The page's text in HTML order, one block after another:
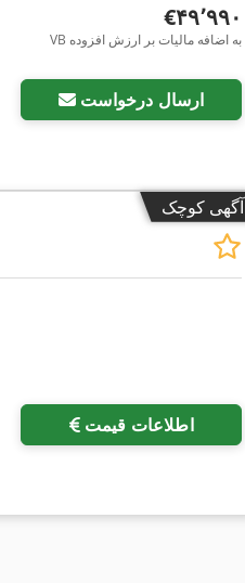
‎€۴۹٬۹۹۰
VB به اضافه مالیات بر ارزش افزوده
ارسال درخواست
آگهی کوچک
اطلاعات قیمت